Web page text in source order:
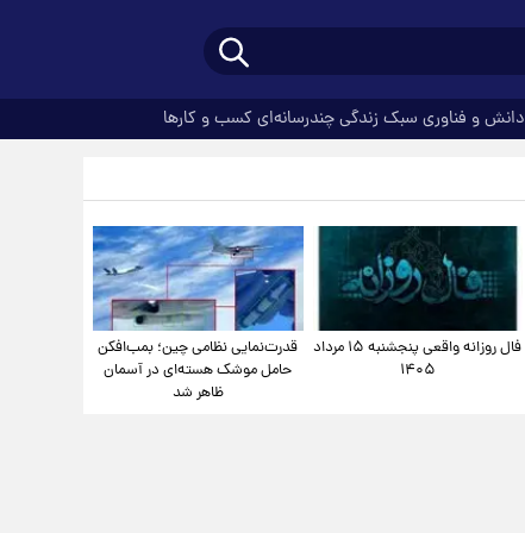
دانش و فناوری سبک زندگیچندرسانه‌ای کسب و کارها
فال روزانه واقعی پنجشنبه ۱۵ مرداد
۱۴۰۵
قدرت‌نمایی نظامی چین؛ بمب‌افکن
حامل موشک هسته‌ای در آسمان
ظاهر شد